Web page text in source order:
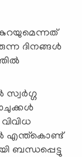
ദിനങ്ങള്‍
എന്ത്കൊണ്ട്
ബന്ധപ്പെട്ടു